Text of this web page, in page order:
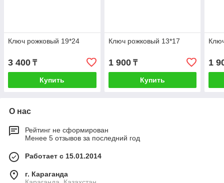
Ключ рожковый 19*24
3 400 ₸
Купить
Ключ рожковый 13*17
1 900₸
Купить
1
О нас
Рейтинг не сформирован
Менее 5 отзывов за последний год
Работает с 15.01.2014
г. Караганда